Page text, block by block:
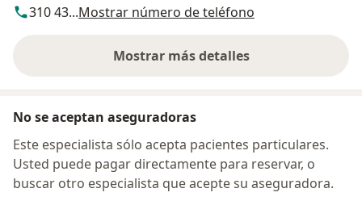
310 43...Mostrar número de teléfono
Mostrar más detalles
sobre la dirección
No se aceptan aseguradoras
Este especialista sólo acepta pacientes particulares.
Usted puede pagar directamente para reservar, o
buscar otro especialista que acepte su aseguradora.